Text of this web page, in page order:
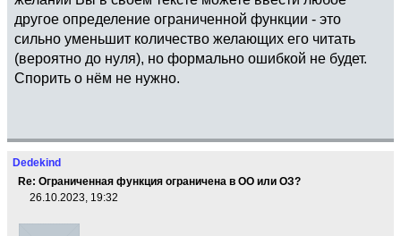
другое определение ограниченной функции - это
сильно уменьшит количество желающих его читать
(вероятно до нуля), но формально ошибкой не будет.
Спорить о нём не нужно.
Dedekind
Re: Ограниченная функция ограничена в ОО или ОЗ?
26.10.2023, 19:32